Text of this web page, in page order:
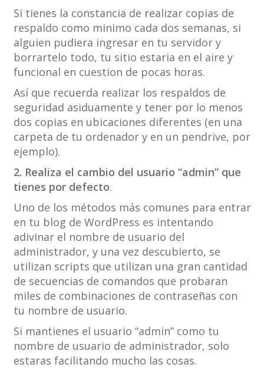
Si tienes la constancia de realizar copias de
respaldo como minimo cada dos semanas, si
alguien pudiera ingresar en tu servidor y
borrartelo todo, tu sitio estaria en el aire y
funcional en cuestion de pocas horas.
Así que recuerda realizar los respaldos de
seguridad asiduamente y tener por lo menos
dos copias en ubicaciones diferentes (en una
carpeta de tu ordenador y en un pendrive, por
ejemplo).
2. Realiza el cambio del usuario “admin” que
tienes por defecto.
Uno de los métodos más comunes para entrar
en tu blog de WordPress es intentando
adivinar el nombre de usuario del
administrador, y una vez descubierto, se
utilizan scripts que utilizan una gran cantidad
de secuencias de comandos que probaran
miles de combinaciones de contraseñas con
tu nombre de usuario.
Si mantienes el usuario “admin” como tu
nombre de usuario de administrador, solo
estaras facilitando mucho las cosas.